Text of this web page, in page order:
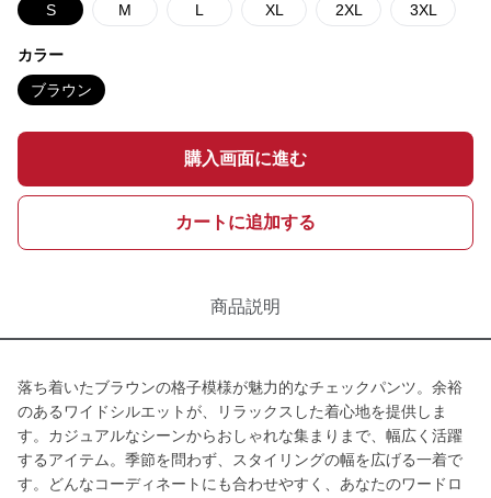
S M L XL 2XL 3XL
カラー
ブラウン
購入画面に進む
カートに追加する
商品説明
落ち着いたブラウンの格子模様が魅力的なチェックパンツ。余裕
のあるワイドシルエットが、リラックスした着心地を提供しま
す。カジュアルなシーンからおしゃれな集まりまで、幅広く活躍
するアイテム。季節を問わず、スタイリングの幅を広げる一着で
す。どんなコーディネートにも合わせやすく、あなたのワードロ